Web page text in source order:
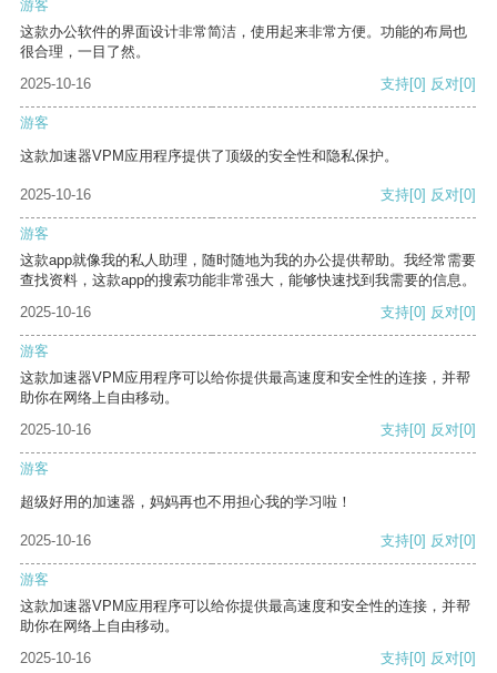
游客
这款办公软件的界面设计非常简洁，使用起来非常方便。功能的布局也
很合理，一目了然。
2025-10-16
支持[0] 反对[0]
游客
这款加速器VPM应用程序提供了顶级的安全性和隐私保护。
2025-10-16 支持[0] 反对[0]
游客
这款app就像我的私人助理，随时随地为我的办公提供帮助。我经常需要
查找资料，这款app的搜索功能非常强大，能够快速找到我需要的信息。
2025-10-16
支持[0] 反对[0]
游客
这款加速器VPM应用程序可以给你提供最高速度和安全性的连接，并帮
助你在网络上自由移动。
2025-10-16
支持[0] 反对[0]
游客
超级好用的加速器，妈妈再也不用担心我的学习啦！
2025-10-16 支持[0] 反对[0]
游客
这款加速器VPM应用程序可以给你提供最高速度和安全性的连接，并帮
助你在网络上自由移动。
2025-10-16
支持[0] 反对[0]